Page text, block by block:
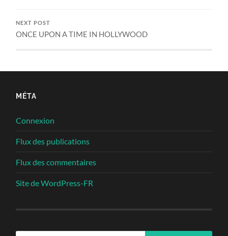
NEXT POST
ONCE UPON A TIME IN HOLLYWOOD
MÉTA
Connexion
Flux des publications
Flux des commentaires
Site de WordPress-FR